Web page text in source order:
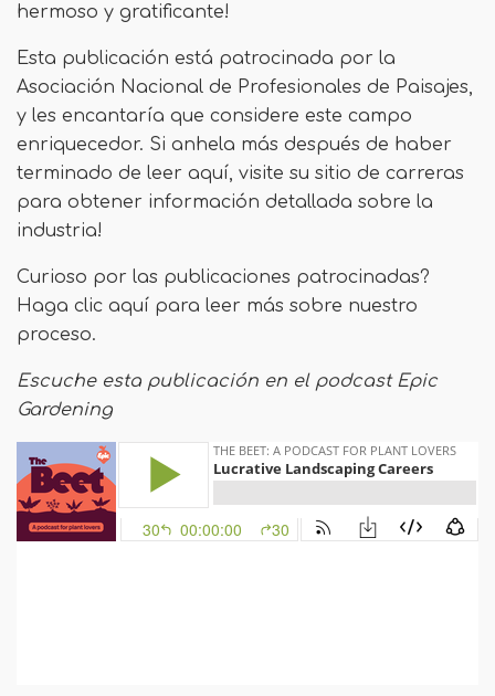
hermoso y gratificante!
Esta publicación está patrocinada por la
Asociación Nacional de Profesionales de Paisajes,
y les encantaría que considere este campo
enriquecedor. Si anhela más después de haber
terminado de leer aquí, visite su sitio de carreras
para obtener información detallada sobre la
industria!
Curioso por las publicaciones patrocinadas?
Haga clic aquí para leer más sobre nuestro
proceso.
Escuche esta publicación en el podcast Epic
Gardening